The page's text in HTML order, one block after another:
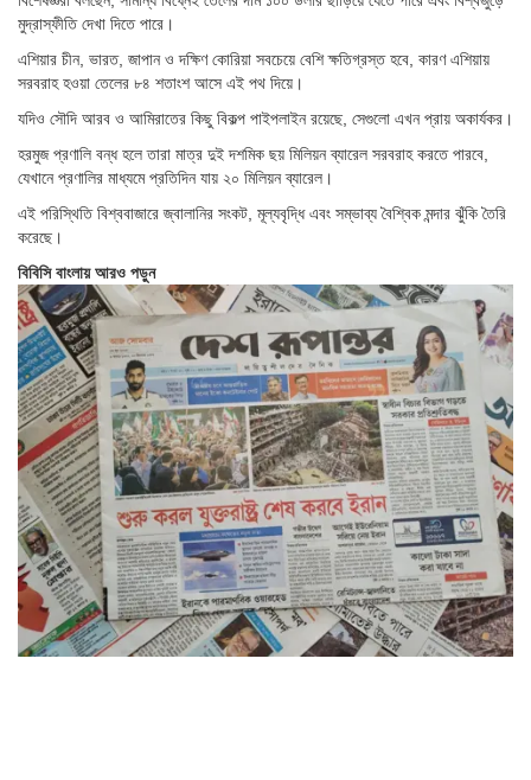
মুদ্রাস্ফীতি দেখা দিতে পারে।
এশিয়ার চীন, ভারত, জাপান ও দক্ষিণ কোরিয়া সবচেয়ে বেশি ক্ষতিগ্রস্ত হবে, কারণ এশিয়ায়
সরবরাহ হওয়া তেলের ৮৪ শতাংশ আসে এই পথ দিয়ে।
যদিও সৌদি আরব ও আমিরাতের কিছু বিকল্প পাইপলাইন রয়েছে, সেগুলো এখন প্রায় অকার্যকর।
হরমুজ প্রণালি বন্ধ হলে তারা মাত্র দুই দশমিক ছয় মিলিয়ন ব্যারেল সরবরাহ করতে পারবে,
যেখানে প্রণালির মাধ্যমে প্রতিদিন যায় ২০ মিলিয়ন ব্যারেল।
এই পরিস্থিতি বিশ্ববাজারে জ্বালানির সংকট, মূল্যবৃদ্ধি এবং সম্ভাব্য বৈশ্বিক মন্দার ঝুঁকি তৈরি
করেছে।
বিবিসি বাংলায় আরও পড়ুন